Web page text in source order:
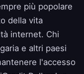
più popolare
della vita
internet. Chi
e altri paesi
l'accesso